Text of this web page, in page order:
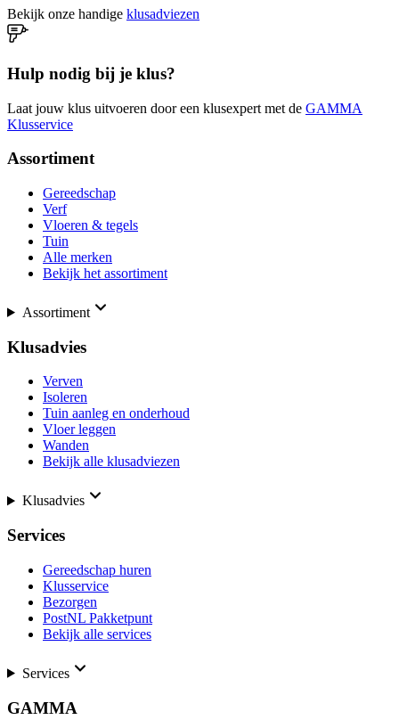
Bekijk onze handige klusadviezen
Hulp nodig bij je klus?
Laat jouw klus uitvoeren door een klusexpert met de GAMMA
Klusservice
Assortiment
Gereedschap
Verf
Vloeren & tegels
Tuin
Alle merken
Bekijk het assortiment
Assortiment
Klusadvies
Verven
Isoleren
Tuin aanleg en onderhoud
Vloer leggen
Wanden
Bekijk alle klusadviezen
Klusadvies
Services
Gereedschap huren
Klusservice
Bezorgen
PostNL Pakketpunt
Bekijk alle services
Services
GAMMA